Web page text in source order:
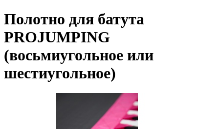
Полотно для батута
PROJUMPING
(восьмиугольное или
шестиугольное)